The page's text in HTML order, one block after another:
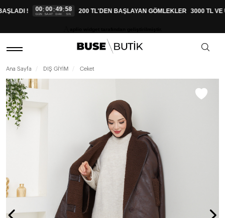
! 00
GÜN
:00
SAAT
:49
DAK
:57
SN 200 TL'DEN BAŞLAYAN GÖMLEKLER 3000 TL VE
Ana Sayfa DIŞ GİYİM Ceket